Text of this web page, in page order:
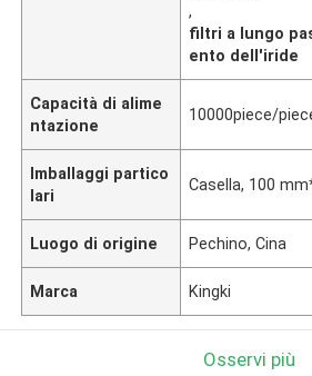
,
filtri a lungo
ento dell'iride
Capacità di alime
ntazione
10000piece/
Imballaggi partico
lari
Casella, 100
Luogo di origine Pechino, Cina
Marca Kingki
Osservi più